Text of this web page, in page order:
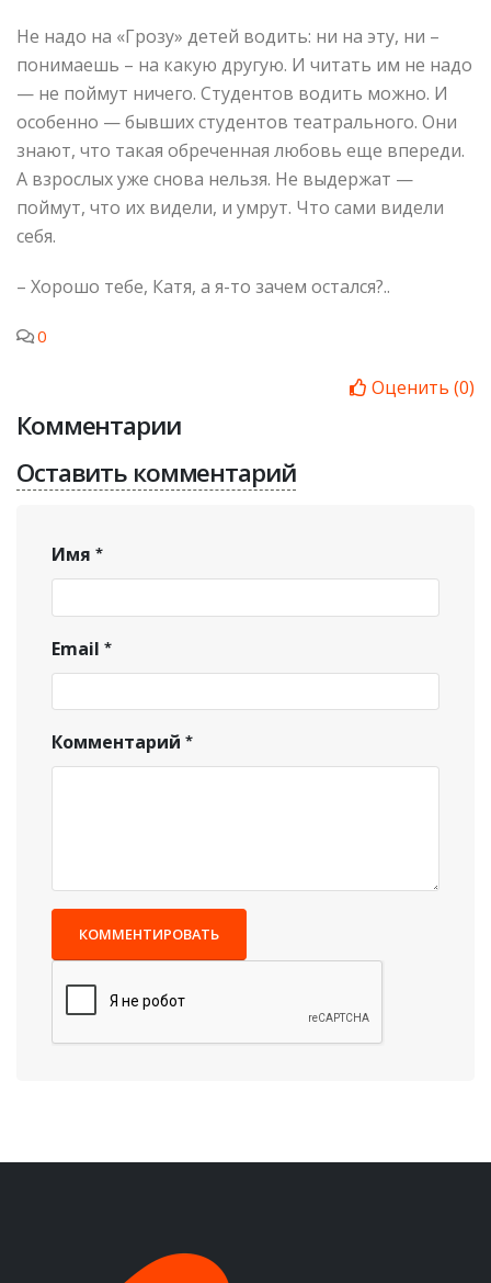
Не надо на «Грозу» детей водить: ни на эту, ни –
понимаешь – на какую другую. И читать им не надо
— не поймут ничего. Студентов водить можно. И
особенно — бывших студентов театрального. Они
знают, что такая обреченная любовь еще впереди.
А взрослых уже снова нельзя. Не выдержат —
поймут, что их видели, и умрут. Что сами видели
себя.
– Хорошо тебе, Катя, а я-то зачем остался?..
0
Оценить (0)
Комментарии
Оставить комментарий
Имя
Email
Комментарий
КОММЕНТИРОВАТЬ